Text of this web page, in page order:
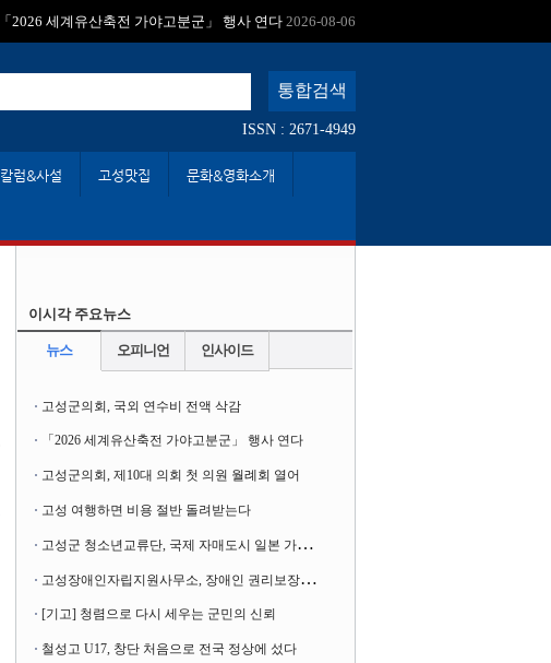
「2026 세계유산축전 가야고분군」 행사 연다 2026-08-06
ISSN : 2671-4949
칼럼&사설 고성맛집 문화&영화소개
이시각 주요뉴스
뉴스 오피니언 인사이드
고성군의회, 국외 연수비 전액 삭감
「2026 세계유산축전 가야고분군」 행사 연다
고성군의회, 제10대 의회 첫 의원 월례회 열어
고성 여행하면 비용 절반 돌려받는다
고
성군 청소년교류단, 국제 자매도시 일본 가사오카시 찾아
고
성장애인자립지원사무소, 장애인 권리보장 촉구 1인 시위 벌여
[기고] 청렴으로 다시 세우는 군민의 신뢰
철성고 U17, 창단 처음으로 전국 정상에 섰다